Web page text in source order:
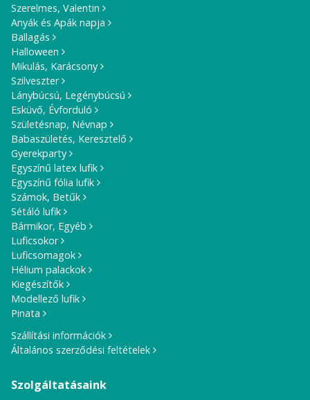
Szerelmes, Valentin
Anyák és Apák napja
Ballagás
Halloween
Mikulás, Karácsony
Szilveszter
Lánybúcsú, Legénybúcsú
Esküvő, Évforduló
Születésnap, Névnap
Babaszületés, Keresztelő
Gyerekparty
Egyszínű latex lufik
Egyszínű fólia lufik
Számok, Betűk
Sétáló lufik
Bármikor, Egyéb
Luficsokor
Luficsomagok
Hélium palackok
Kiegészítők
Modellező lufik
Pinata
Szállítási információk
Általános szerződési feltételek
Szolgáltatásaink